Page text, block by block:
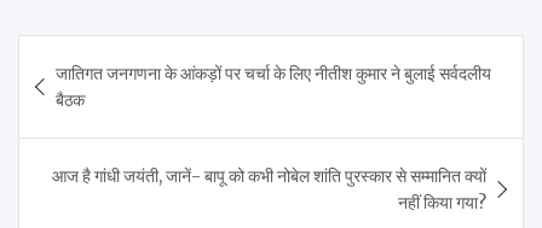
navigation
जातिगत जनगणना के आंकड़ों पर चर्चा के लिए नीतीश कुमार ने बुलाई सर्वदलीय
बैठक
आज है गांधी जयंती, जानें- बापू को कभी नोबेल शांति पुरस्कार से सम्मानित क्यों
नहीं किया गया?